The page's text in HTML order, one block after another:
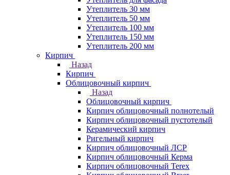
Утеплитель 30 мм
Утеплитель 50 мм
Утеплитель 100 мм
Утеплитель 150 мм
Утеплитель 200 мм
Кирпич
Назад
Кирпич
Облицовочный кирпич
Назад
Облицовочный кирпич
Кирпич облицовочный полнотелый
Кирпич облицовочный пустотелый
Керамический кирпич
Ригельный кирпич
Кирпич облицовочный ЛСР
Кирпич облицовочный Керма
Кирпич облицовочный Terex